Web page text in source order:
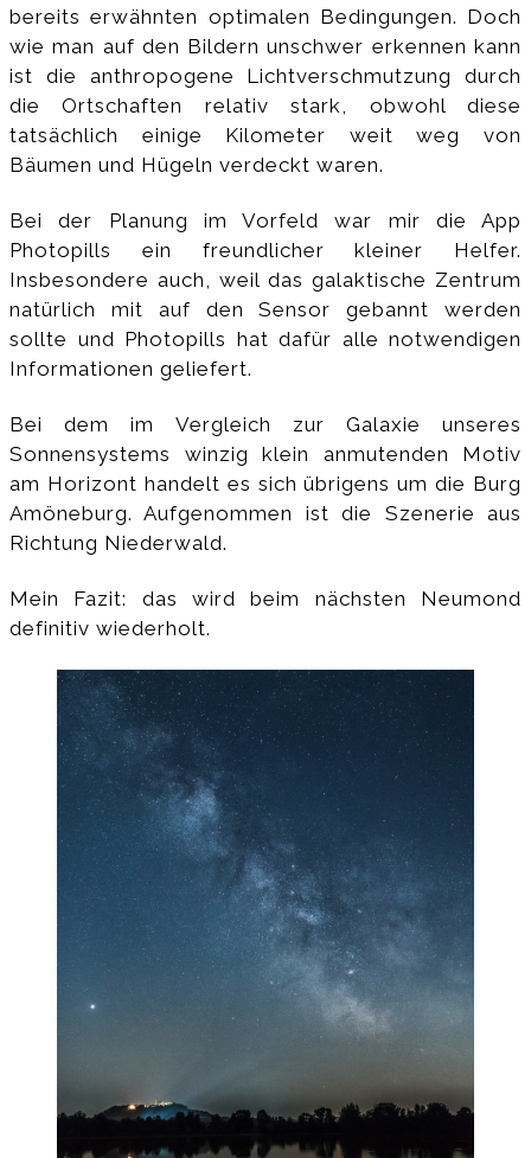
bereits erwähnten optimalen Bedingungen. Doch
wie man auf den Bildern unschwer erkennen kann
ist die anthropogene Lichtverschmutzung durch
die Ortschaften relativ stark, obwohl diese
tatsächlich einige Kilometer weit weg von
Bäumen und Hügeln verdeckt waren.
Bei der Planung im Vorfeld war mir die App
Photopills ein freundlicher kleiner Helfer.
Insbesondere auch, weil das galaktische Zentrum
natürlich mit auf den Sensor gebannt werden
sollte und Photopills hat dafür alle notwendigen
Informationen geliefert.
Bei dem im Vergleich zur Galaxie unseres
Sonnensystems winzig klein anmutenden Motiv
am Horizont handelt es sich übrigens um die Burg
Amöneburg. Aufgenommen ist die Szenerie aus
Richtung Niederwald.
Mein Fazit: das wird beim nächsten Neumond
definitiv wiederholt.